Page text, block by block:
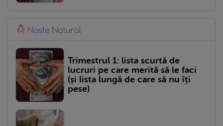
Trimestrul 1: lista scurtă de
lucruri pe care merită să le faci
(și lista lungă de care să nu îți
pese)